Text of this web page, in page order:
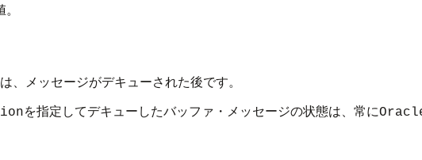
、メッセージがデキューされた後です。
を指定してデキューしたバッファ・メッセージの状態は、常に